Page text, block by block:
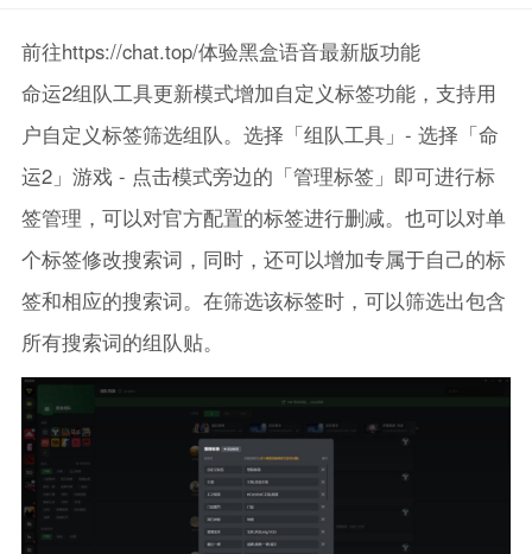
前往https://chat.top/体验黑盒语音最新版功能
命运2组队工具更新模式增加自定义标签功能，支持用
户自定义标签筛选组队。选择「组队工具」- 选择「命
运2」游戏 - 点击模式旁边的「管理标签」即可进行标
签管理，可以对官方配置的标签进行删减。也可以对单
个标签修改搜索词，同时，还可以增加专属于自己的标
签和相应的搜索词。在筛选该标签时，可以筛选出包含
所有搜索词的组队贴。